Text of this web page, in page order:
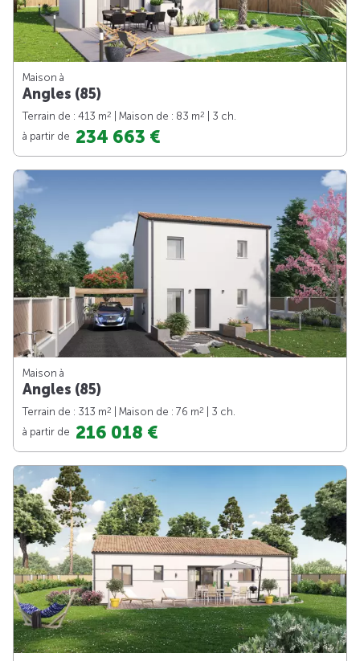
Maison à
Angles (85)
Terrain de : 413 m2 | Maison de : 83 m2
| 3 ch.
à partir de 234 663 €
Maison à
Angles (85)
Terrain de : 313 m2 | Maison de : 76 m2
| 3 ch.
à partir de 216 018 €